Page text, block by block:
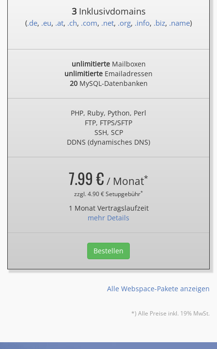
3Inklusivdomains
(.de, .eu, .at, .ch, .com, .net, .org, .info, .biz, .name)
unlimitierteMailboxen
unlimitierte Emailadressen
20MySQL-Datenbanken
PHP, Ruby, Python, Perl
FTP, FTPS/SFTP
SSH, SCP
DDNS (dynamisches DNS)
7.99 € / Monat*
zzgl. 4.90 € Setupgebühr*
1 Monat Vertragslaufzeit
mehr Details
Bestellen
Alle Webspace-Pakete anzeigen
*) Alle Preise inkl. 19% MwSt.